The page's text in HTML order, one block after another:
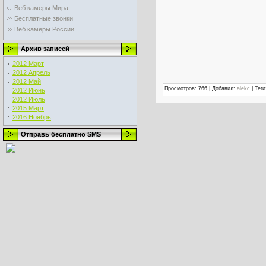
Веб камеры Мира
Бесплатные звонки
Веб камеры России
Архив записей
2012 Март
2012 Апрель
2012 Май
2012 Июнь
2012 Июль
2015 Март
2016 Ноябрь
Отправь бесплатно SMS
Просмотров: 766 Добавил: alekc Теги: